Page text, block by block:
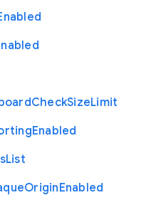
CheckSizeLimit
Enabled
List
OriginEnabled